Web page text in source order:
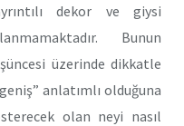
dekor ve giysi
Bunun
üzerinde dikkatle
anlatımlı olduğuna
olan neyi nasıl